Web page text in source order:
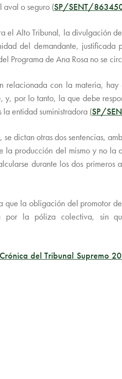
aval o seguro (SP/SENT/
el Alto Tribunal, la divulgación
del demandante,
Programa de Ana Rosa no se
relacionada con la materia,
y, por lo tanto, la que debe
entidad suministradora (SP/
, se dictan otras dos sentencias,
la producción del mismo y no
durante los dos
que la obligación del promotor
por la póliza colectiva, sin
Crónica del Tribunal Supremo